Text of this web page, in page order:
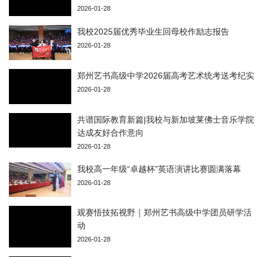
2026-01-28
我校2025届优秀毕业生回母校作励志报告
2026-01-28
郑州艺书高级中学2026届高考艺术统考送考纪实
2026-01-28
共谱国际教育新篇|我校与新加坡莱佛士音乐学院
达成友好合作意向
2026-01-28
我校高一年级“卓越杯”英语演讲比赛圆满落幕
2026-01-28
观赛悟技拓视野｜郑州艺书高级中学团员研学活
动
2026-01-28